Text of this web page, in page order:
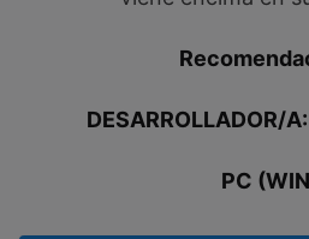
DESARROLLADOR/A:
PC